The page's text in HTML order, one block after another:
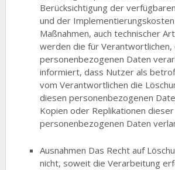
Berücksichtigung der
und der
Maßnahmen, auch technischer
werden die für Verantwortlichen,
personenbezogenen Daten
informiert, dass Nutzer als
vom Verantwortlichen die
diesen personenbezogenen
Kopien oder Replikationen dieser
personenbezogenen Daten
Ausnahmen Das Recht auf
nicht, soweit die Verarbeitung